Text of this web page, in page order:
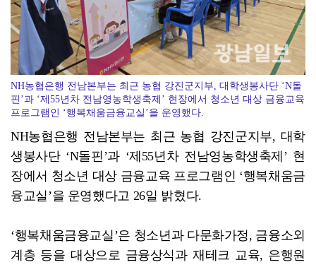
NH농협은행 전남본부는 최근 농협 강진군지부, 대학생봉사단 ‘N돌
핀’과 ‘제55년차 전남영농학생축제’ 현장에서 청소년 대상 금융교육
프로그램인 ‘행복채움금융교실’을 운영했다.
NH농협은행 전남본부는 최근 농협 강진군지부, 대학
생봉사단 ‘N돌핀’과 ‘제55년차 전남영농학생축제’ 현
장에서 청소년 대상 금융교육 프로그램인 ‘행복채움금
융교실’을 운영했다고 26일 밝혔다.
‘행복채움금융교실’은 청소년과 다문화가정, 금융소외
계층 등을 대상으로 금융상식과 재테크 교육, 은행원